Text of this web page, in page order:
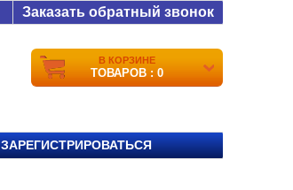
Заказать обратный звонок
В КОРЗИНЕ
ТОВАРОВ : 0
ЗАРЕГИСТРИРОВАТЬСЯ